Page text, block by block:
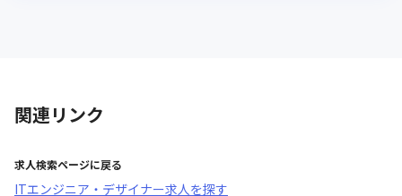
関連リンク
求人検索ページに戻る
ITエンジニア・デザイナー求人を探す